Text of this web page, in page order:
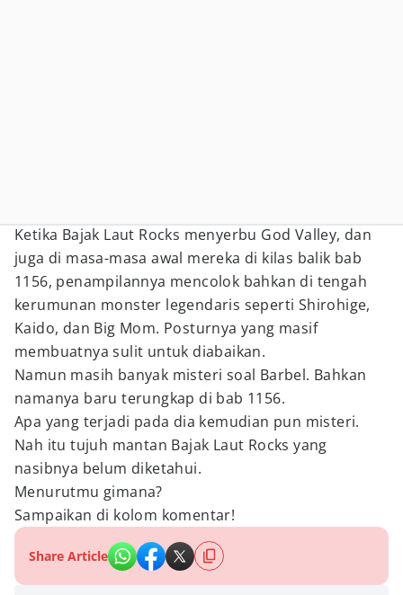
Ketika Bajak Laut Rocks menyerbu God Valley, dan
juga di masa-masa awal mereka di kilas balik bab
1156, penampilannya mencolok bahkan di tengah
kerumunan monster legendaris seperti Shirohige,
Kaido, dan Big Mom. Posturnya yang masif
membuatnya sulit untuk diabaikan.
Namun masih banyak misteri soal Barbel. Bahkan
namanya baru terungkap di bab 1156.
Apa yang terjadi pada dia kemudian pun misteri.
Nah itu tujuh mantan Bajak Laut Rocks yang
nasibnya belum diketahui.
Menurutmu gimana?
Sampaikan di kolom komentar!
Share Article